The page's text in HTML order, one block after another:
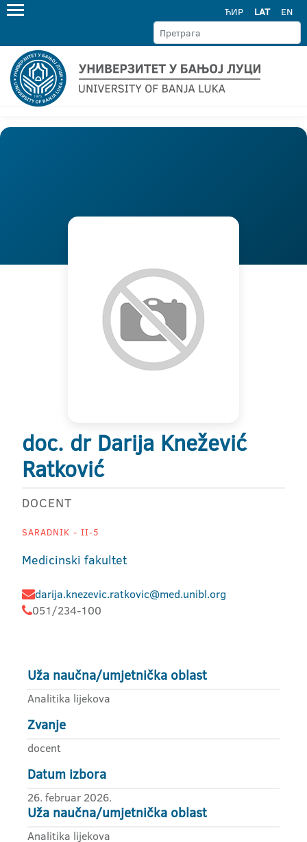
ЋИР LAT EN
doc. dr Darija Knežević
Ratković
DOCENT
SARADNIK - II-5
Medicinski fakultet
darija.knezevic.ratkovic@med.unibl.org
051/234-100
Uža naučna/umjetnička oblast
Analitika lijekova
Zvanje
docent
Datum izbora
26. februar 2026.
Uža naučna/umjetnička oblast
Analitika lijekova